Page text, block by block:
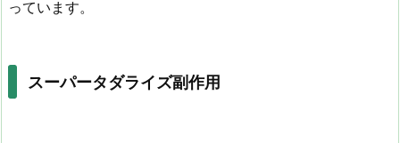
っています。
スーパータダライズ副作用